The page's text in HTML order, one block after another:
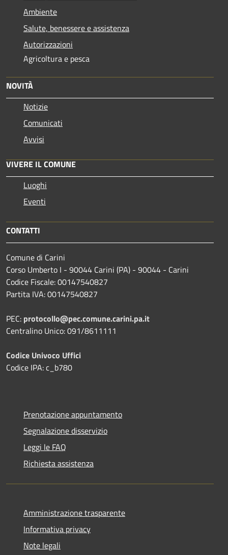
Ambiente
Salute, benessere e assistenza
Autorizzazioni
Agricoltura e pesca
NOVITÀ
Notizie
Comunicati
Avvisi
VIVERE IL COMUNE
Luoghi
Eventi
CONTATTI
Comune di Carini
Corso Umberto I - 90044 Carini (PA) - 90044 - Carini
Codice Fiscale: 00147540827
Partita IVA: 00147540827
PEC: protocollo@pec.comune.carini.pa.it
Centralino Unico: 091/8611111
Codice Univoco Uffici
Codice IPA: c_b780
Prenotazione appuntamento
Segnalazione disservizio
Leggi le FAQ
Richiesta assistenza
Amministrazione trasparente
Informativa privacy
Note legali